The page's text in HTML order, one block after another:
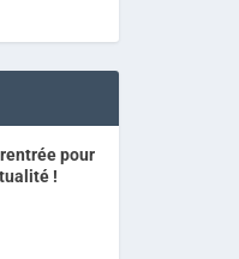
pour
!